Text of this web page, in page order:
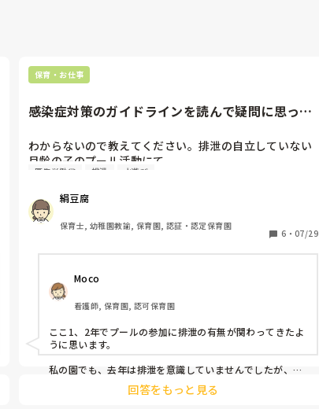
人数を少なくするとか、そう言う問題じゃなくて、3セン
チ以下の物は使わない、置かないっていうマニュアルがあ
主幹の先生にも、やるならカラーボールでしたらいいよ、
担任にカラーボールでやろう？と伝えたら
もういいです〜丸いカラーボールがないから違うのにしま
す。と言われました。
たいっていう気持ちも分かるんです。せっかく考えたこと
だからその気持ちは受け入れたいけど、3年目の担任の先
生はやっぱり否定された気持ちになってしまうようで、伝
帰りに思い出したのですが家にカラーボールがあるから明
日持って行って、せっかく考えてくれたしやろうよ、と伝
えたいです。
例えばどんぐりを遠足で拾ってくるのは自然物に触れると
言う意味で園としてはよいとされていることが多いですよ
持って帰ってきたどんぐりや自然物で製作をするのは
3センチ以下だしNGになるのでしょうか。
散歩などでコスモスなどは触れたり、虫を観察したりしてま
した。
保育・お仕事
感染症対策のガイドラインを読んで疑問に思った
わからないので教えてください。排泄の自立していない
月齢の子のプール活動にて。
では(35P)では排泄が自立していない乳幼児には個別の
タライ等を用いてプール遊びを行い、他者と水を共有し
ないように配慮する。
と書いていますが、今まで働いたところや、ネット検索
すると水遊びパンツやらオムツやら履いてプールに入っ
経営者になったことがなくわからないのですが、このガ
イドラインというものはどういう位置付けで発表されて
いるのでしょうか？
個人的に私はこのガイドラインに賛成なのですが
実際は異なる保育をされてるいるのが実状のようで意見
など出来る勇気はないのですが正解を知りたいな…と思
いました。誰か詳しい方教えてください。
厚生労働省 排泄 水遊び
絹豆腐
保育士, 幼稚園教諭, 保育園, 認証・認定保育園
6 ・ 07/29
Moco
看護師, 保育園, 認可保育園
ここ1、2年でプールの参加に排泄の有無が関わってきたよ
うに思います。
私の園でも、去年は排泄を意識していませんでしたが、今
年からガイドライン通りにプール活動をしています。
調べて出てくる画像は、少し前のものかもしれません。
回答をもっと見る